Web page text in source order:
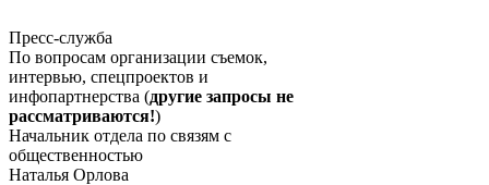
Пресс-служба
По вопросам организации съемок,
интервью, спецпроектов и
инфопартнерства (другие запросы не
рассматриваются!)
Начальник отдела по связям с
общественностью
Наталья Орлова